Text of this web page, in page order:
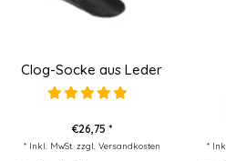
Clog-Socke aus Leder
€26,75 *
* Inkl. MwSt. zzgl. Versandkosten *